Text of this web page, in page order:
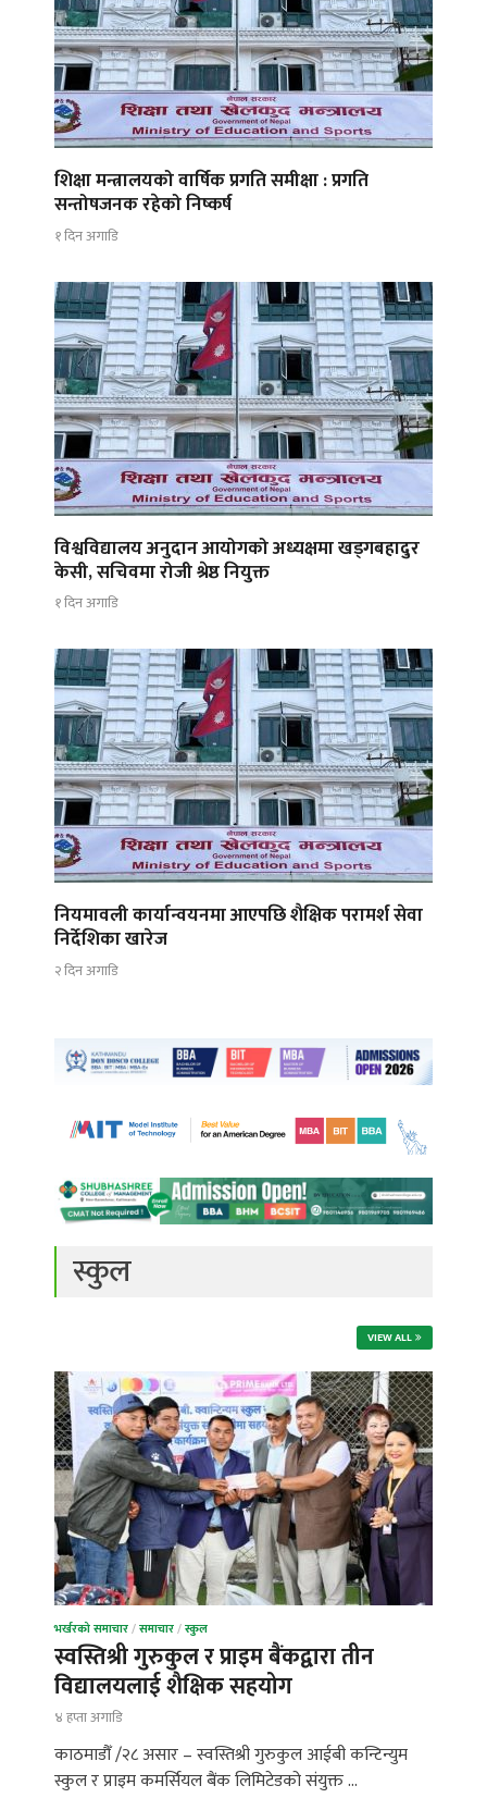
शिक्षा मन्त्रालयको वार्षिक प्रगति समीक्षा : प्रगति
सन्तोषजनक रहेको निष्कर्ष
१ दिन अगाडि
विश्वविद्यालय अनुदान आयोगको अध्यक्षमा खड्गबहादुर
केसी, सचिवमा रोजी श्रेष्ठ नियुक्त
१ दिन अगाडि
नियमावली कार्यान्वयनमा आएपछि शैक्षिक परामर्श सेवा
निर्देशिका खारेज
२ दिन अगाडि
स्कुल
VIEW ALL
भर्खरको समाचार/समाचार/स्कुल
स्वस्तिश्री गुरुकुल र प्राइम बैंकद्वारा तीन
विद्यालयलाई शैक्षिक सहयोग
४ हप्ता अगाडि
काठमाडौँ /२८ असार – स्वस्तिश्री गुरुकुल आईबी कन्टिन्युम
स्कुल र प्राइम कमर्सियल बैंक लिमिटेडको संयुक्त …